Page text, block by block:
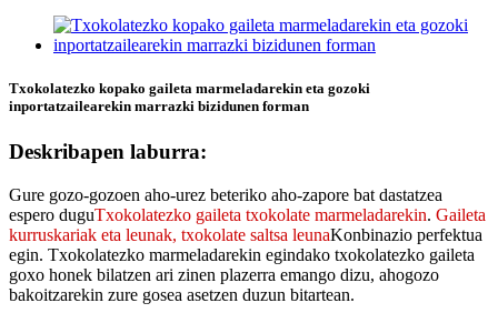
Txokolatezko kopako gaileta marmeladarekin eta gozoki
inportatzailearekin marrazki bizidunen forman
Deskribapen laburra:
Gure gozo-gozoen aho-urez beteriko aho-zapore bat dastatzea
espero duguTxokolatezko gaileta txokolate marmeladarekin. Gaileta
kurruskariak eta leunak, txokolate saltsa leunaKonbinazio perfektua
egin. Txokolatezko marmeladarekin egindako txokolatezko gaileta
goxo honek bilatzen ari zinen plazerra emango dizu, ahogozo
bakoitzarekin zure gosea asetzen duzun bitartean.